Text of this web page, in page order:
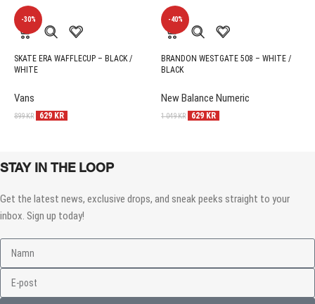
-30%
SKATE ERA WAFFLECUP – BLACK /
WHITE
Vans
899KR 629 KR
-40%
BRANDON WESTGATE 508 – WHITE /
BLACK
New Balance Numeric
1 049KR 629 KR
STAY IN THE LOOP
Get the latest news, exclusive drops, and sneak peeks straight to your
inbox. Sign up today!